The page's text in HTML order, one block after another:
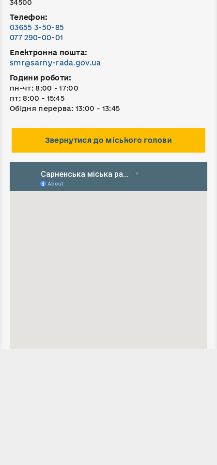
34500
Телефон:
03655 3-50-85
077 290-00-01
Електронна пошта:
smr@sarny-rada.gov.ua
Години роботи:
пн-чт: 8:00 - 17:00
пт: 8:00 - 15:45
Обідня перерва: 13:00 - 13:45
Звернутися до міського голови